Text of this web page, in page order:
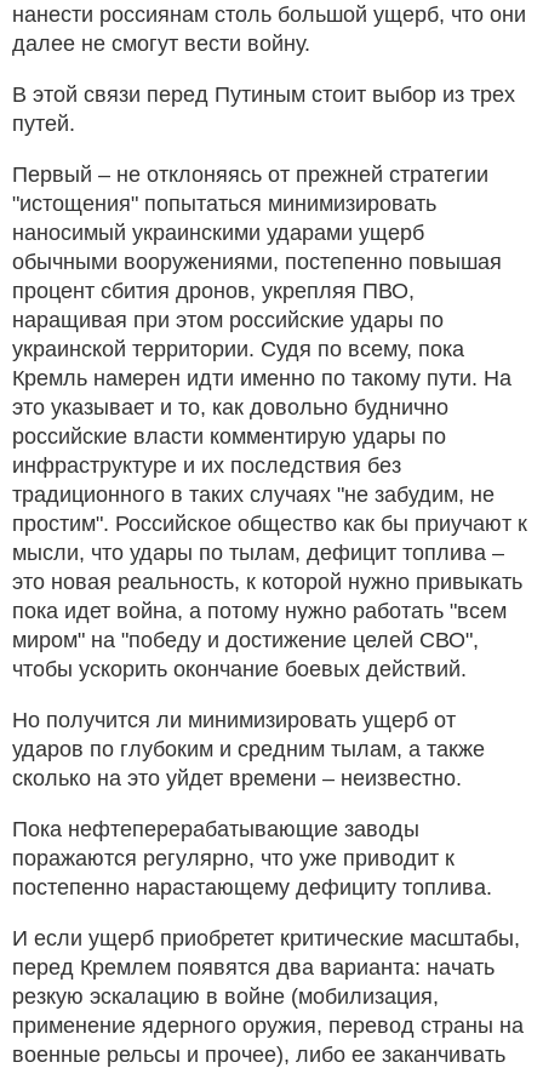
нанести россиянам столь большой ущерб, что они
далее не смогут вести войну.
В этой связи перед Путиным стоит выбор из трех
путей.
Первый – не отклоняясь от прежней стратегии
"истощения" попытаться минимизировать
наносимый украинскими ударами ущерб
обычными вооружениями, постепенно повышая
процент сбития дронов, укрепляя ПВО,
наращивая при этом российские удары по
украинской территории. Судя по всему, пока
Кремль намерен идти именно по такому пути. На
это указывает и то, как довольно буднично
российские власти комментирую удары по
инфраструктуре и их последствия без
традиционного в таких случаях "не забудим, не
простим". Российское общество как бы приучают к
мысли, что удары по тылам, дефицит топлива –
это новая реальность, к которой нужно привыкать
пока идет война, а потому нужно работать "всем
миром" на "победу и достижение целей СВО",
чтобы ускорить окончание боевых действий.
Но получится ли минимизировать ущерб от
ударов по глубоким и средним тылам, а также
сколько на это уйдет времени – неизвестно.
Пока нефтеперерабатывающие заводы
поражаются регулярно, что уже приводит к
постепенно нарастающему дефициту топлива.
И если ущерб приобретет критические масштабы,
перед Кремлем появятся два варианта: начать
резкую эскалацию в войне (мобилизация,
применение ядерного оружия, перевод страны на
военные рельсы и прочее), либо ее заканчивать